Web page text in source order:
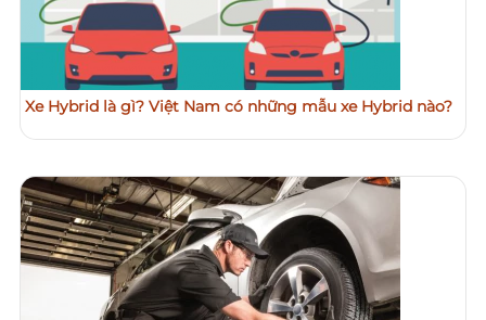
Xe Hybrid là gì? Việt Nam có những mẫu xe Hybrid nào?